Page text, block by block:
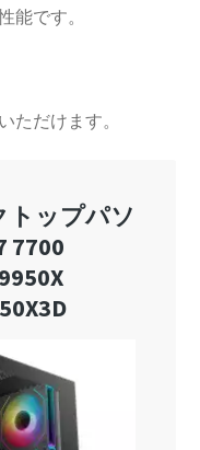
能です。
ただけます。